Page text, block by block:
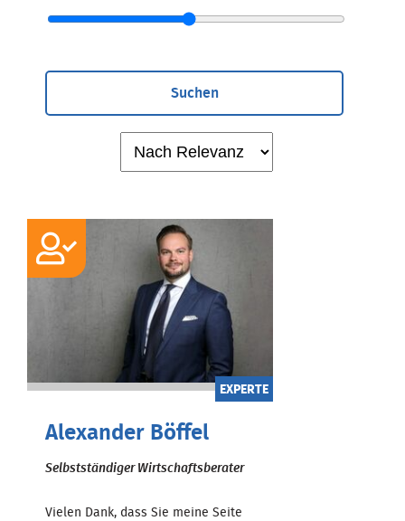
Suchen
EXPERTE
Alexander Böffel
Selbstständiger Wirtschaftsberater
Vielen Dank, dass Sie meine Seite